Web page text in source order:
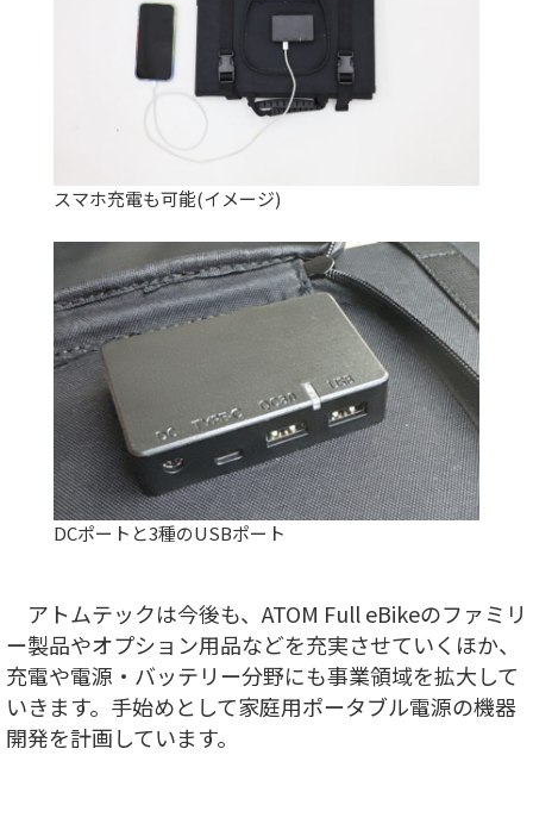
スマホ充電も可能(イメージ)
DCポートと3種のUSBポート
アトムテックは今後も、ATOM Full eBikeのファミリ
ー製品やオプション用品などを充実させていくほか、
充電や電源・バッテリー分野にも事業領域を拡大して
いきます。手始めとして家庭用ポータブル電源の機器
開発を計画しています。